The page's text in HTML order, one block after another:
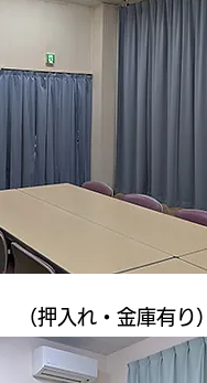
押入れ・金庫有り）